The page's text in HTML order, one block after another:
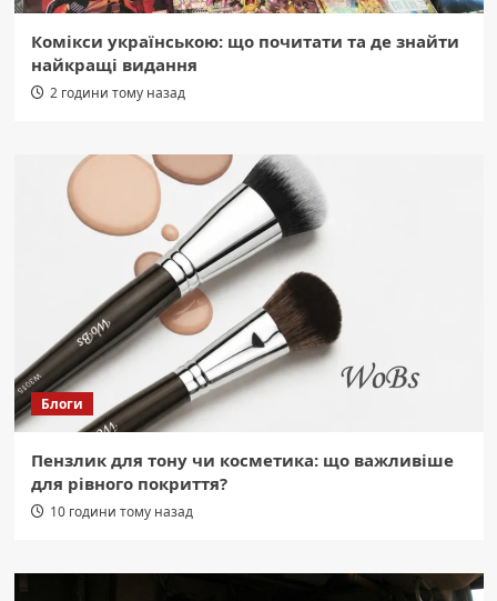
Комікси українською: що почитати та де знайти
найкращі видання
2 години тому назад
Блоги
Пензлик для тону чи косметика: що важливіше
для рівного покриття?
10 години тому назад